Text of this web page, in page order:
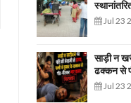
Jul 23
साड़ी न
ढक्कन से
Jul 23